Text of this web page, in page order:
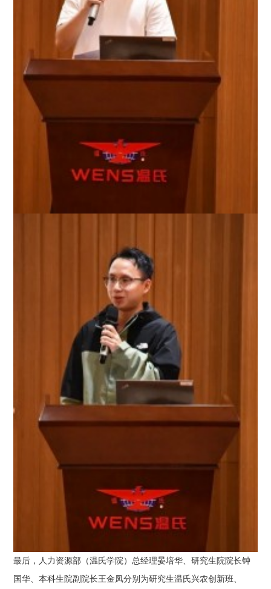
最后，人力资源部（温氏学院）总经理晏培华、研究生院院长钟
国华、本科生院副院长王金凤分别为研究生温氏兴农创新班、